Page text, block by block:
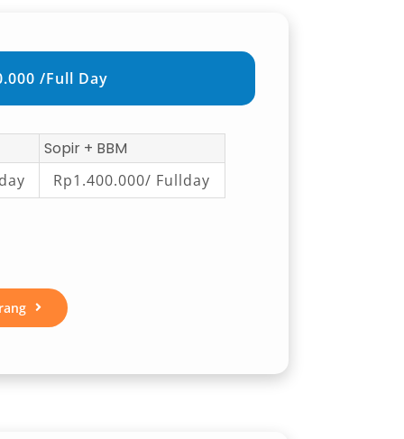
/Full Day
Sopir + BBM
Rp1.400.000/ Fullday